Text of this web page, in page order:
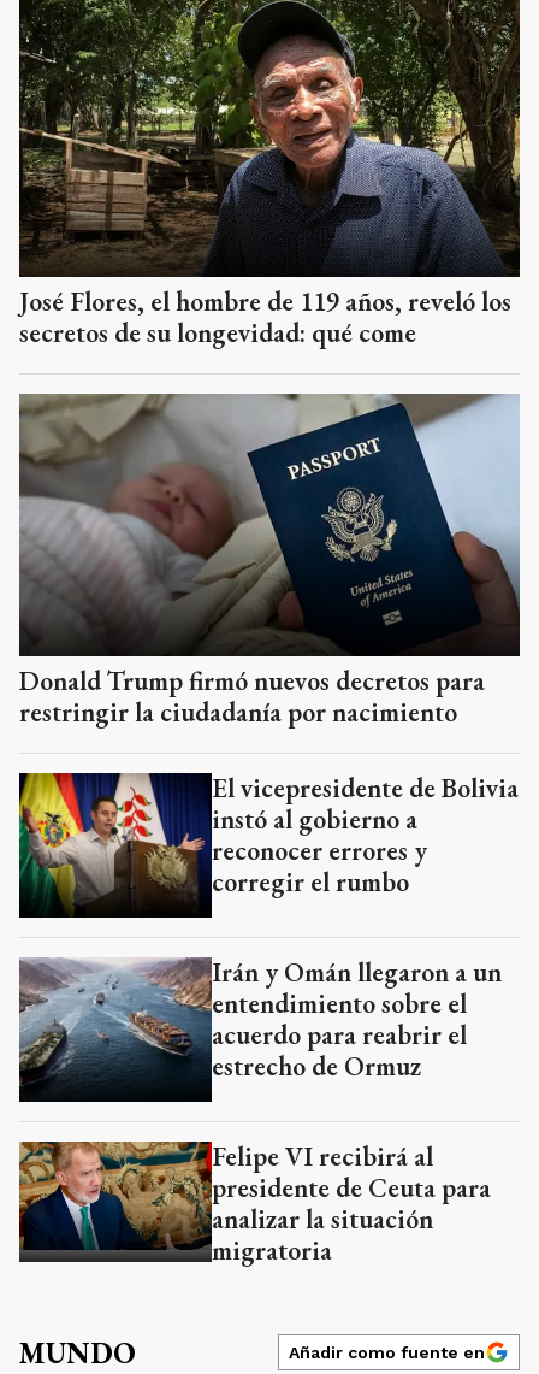
José Flores, el hombre de 119 años, reveló los
secretos de su longevidad: qué come
Donald Trump firmó nuevos decretos para
restringir la ciudadanía por nacimiento
El vicepresidente de Bolivia
instó al gobierno a
reconocer errores y
corregir el rumbo
Irán y Omán llegaron a un
entendimiento sobre el
acuerdo para reabrir el
estrecho de Ormuz
Felipe VI recibirá al
presidente de Ceuta para
analizar la situación
migratoria
MUNDO Añadir como fuente en